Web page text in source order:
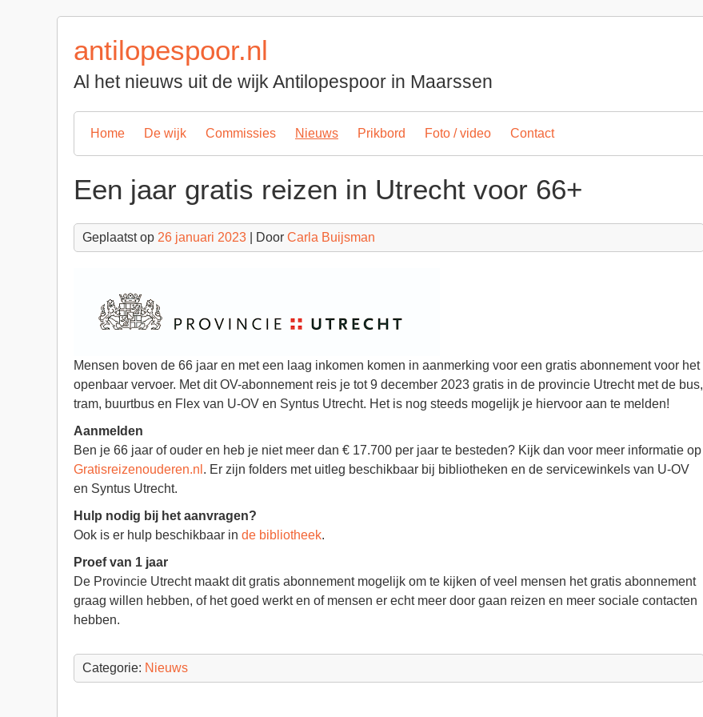
antilopespoor.nl
Al het nieuws uit de wijk Antilopespoor in Maarssen
Home De wijk Commissies Nieuws Prikbord Foto / video Contact
Een jaar gratis reizen in Utrecht voor 66+
Geplaatst op 26 januari 2023 | Door Carla Buijsman
Mensen boven de 66 jaar en met een laag inkomen komen in aanmerking voor een gratis abonnement voor het
openbaar vervoer. Met dit OV-abonnement reis je tot 9 december 2023 gratis in de provincie Utrecht met de bus,
tram, buurtbus en Flex van U-OV en Syntus Utrecht. Het is nog steeds mogelijk je hiervoor aan te melden!
Aanmelden
Ben je 66 jaar of ouder en heb je niet meer dan € 17.700 per jaar te besteden? Kijk dan voor meer informatie op
Gratisreizenouderen.nl . Er zijn folders met uitleg beschikbaar bij bibliotheken en de servicewinkels van U-OV
en Syntus Utrecht.
Hulp nodig bij het aanvragen?
Ook is er hulp beschikbaar in de bibliotheek.
Proef van 1 jaar
De Provincie Utrecht maakt dit gratis abonnement mogelijk om te kijken of veel mensen het gratis abonnement
graag willen hebben, of het goed werkt en of mensen er echt meer door gaan reizen en meer sociale contacten
hebben.
Categorie: Nieuws